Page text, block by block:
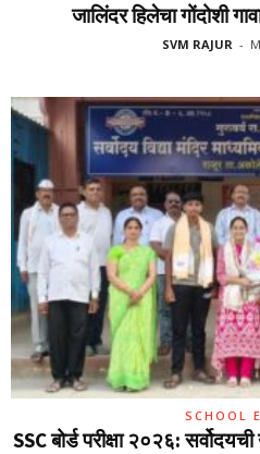
जालिंदर हिलेचा गोंदोशी
SVM RAJUR -
SCHOOL
SSC बोर्ड परीक्षा २०२६: